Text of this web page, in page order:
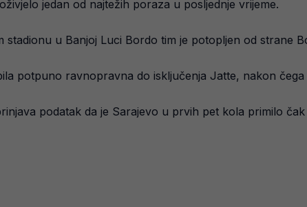
jedan od najtežih poraza u posljednje vrijeme.
stadionu u Banjoj Luci Bordo tim je potopljen od strane
potpuno ravnopravna do isključenja Jatte, nakon
podatak da je Sarajevo u prvih pet kola primilo